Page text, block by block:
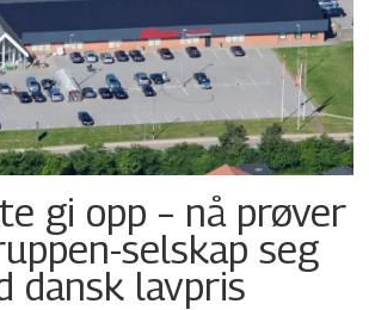
gi opp – nå prøver
selskap seg
dansk lavpris